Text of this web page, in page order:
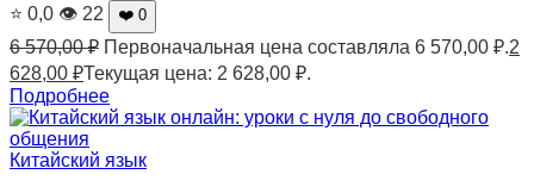
⭐ 0,0 👁 22 ❤️ 0
6 570,00₽ Первоначальная цена составляла 6 570,00 ₽.2
628,00 ₽Текущая цена: 2 628,00 ₽.
Подробнее
Китайский язык